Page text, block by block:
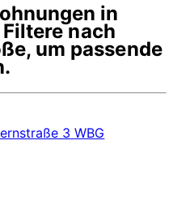
in
Filtere nach
um passende
3 WBG